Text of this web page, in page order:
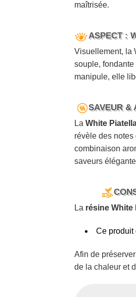
maîtrisée.
ASPECT :
Visuellement, la
souple, fondante
manipule, elle
SAVEUR &
La White
révèle des notes
combinaison
saveurs
La résine White
Ce produit
Afin de
de la chaleur et